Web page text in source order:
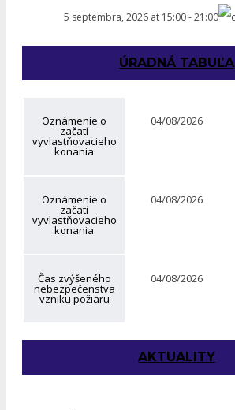
5 septembra, 2026 at 15:00-21:00
ÚRADNÁ TABUĽA
Oznámenie o
začatí
vyvlastňovacieho
konania
04/08/2026
Oznámenie o
začatí
vyvlastňovacieho
konania
04/08/2026
Čas zvýšeného
nebezpečenstva
vzniku požiaru
04/08/2026
AKTUALITY